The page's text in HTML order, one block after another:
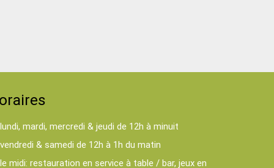
lundi, mardi, mercredi & jeudi de 12h à minuit
vendredi & samedi de 12h à 1h du matin
le midi: restauration en service à table / bar, jeux en